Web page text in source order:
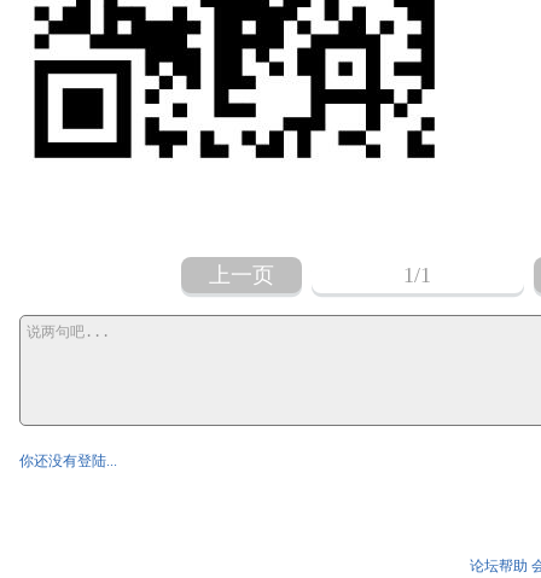
上一页 1/1
你还没有登陆...
论坛帮助